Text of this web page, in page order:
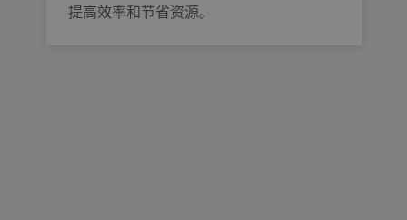
提高效率和节省资源。